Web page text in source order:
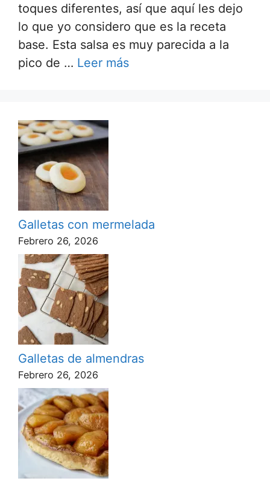
toques diferentes, así que aquí les dejo
lo que yo considero que es la receta
base. Esta salsa es muy parecida a la
pico de … Leer más
Galletas con mermelada
Febrero 26, 2026
Galletas de almendras
Febrero 26, 2026